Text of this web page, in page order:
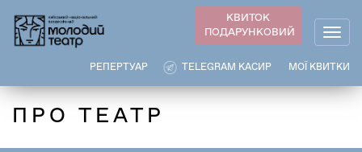
основного
КВИТОК
ПОДАРУНКОВИЙ
МОЇ КВИТКИ
TELEGRAM КАСИР
РЕПЕРТУАР
ПРО ТЕАТР